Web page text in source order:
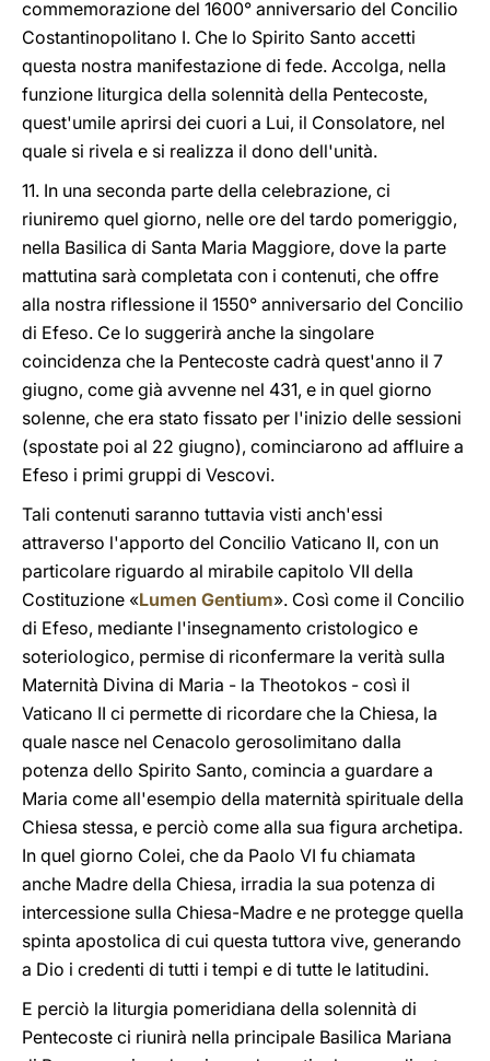
commemorazione del 1600° anniversario del Concilio
Costantinopolitano I. Che lo Spirito Santo accetti
questa nostra manifestazione di fede. Accolga, nella
funzione liturgica della solennità della Pentecoste,
quest'umile aprirsi dei cuori a Lui, il Consolatore, nel
quale si rivela e si realizza il dono dell'unità.
11. In una seconda parte della celebrazione, ci
riuniremo quel giorno, nelle ore del tardo pomeriggio,
nella Basilica di Santa Maria Maggiore, dove la parte
mattutina sarà completata con i contenuti, che offre
alla nostra riflessione il 1550° anniversario del Concilio
di Efeso. Ce lo suggerirà anche la singolare
coincidenza che la Pentecoste cadrà quest'anno il 7
giugno, come già avvenne nel 431, e in quel giorno
solenne, che era stato fissato per l'inizio delle sessioni
(spostate poi al 22 giugno), cominciarono ad affluire a
Efeso i primi gruppi di Vescovi.
Tali contenuti saranno tuttavia visti anch'essi
attraverso l'apporto del Concilio Vaticano II, con un
particolare riguardo al mirabile capitolo VII della
Costituzione «Lumen Gentium». Così come il Concilio
di Efeso, mediante l'insegnamento cristologico e
soteriologico, permise di riconfermare la verità sulla
Maternità Divina di Maria - la Theotokos - così il
Vaticano II ci permette di ricordare che la Chiesa, la
quale nasce nel Cenacolo gerosolimitano dalla
potenza dello Spirito Santo, comincia a guardare a
Maria come all'esempio della maternità spirituale della
Chiesa stessa, e perciò come alla sua figura archetipa.
In quel giorno Colei, che da Paolo VI fu chiamata
anche Madre della Chiesa, irradia la sua potenza di
intercessione sulla Chiesa-Madre e ne protegge quella
spinta apostolica di cui questa tuttora vive, generando
a Dio i credenti di tutti i tempi e di tutte le latitudini.
E perciò la liturgia pomeridiana della solennità di
Pentecoste ci riunirà nella principale Basilica Mariana